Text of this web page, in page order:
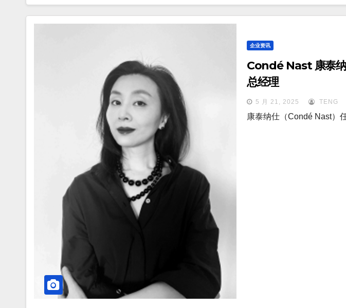
企业资讯
Condé Nast 康泰
总经理
5 月 21, 2025 TENG
康泰纳仕（Condé Nast）